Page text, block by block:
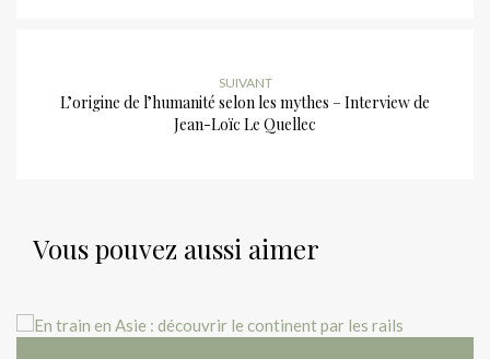
SUIVANT
L’origine de l’humanité selon les mythes – Interview de
Jean-Loïc Le Quellec
Vous pouvez aussi aimer